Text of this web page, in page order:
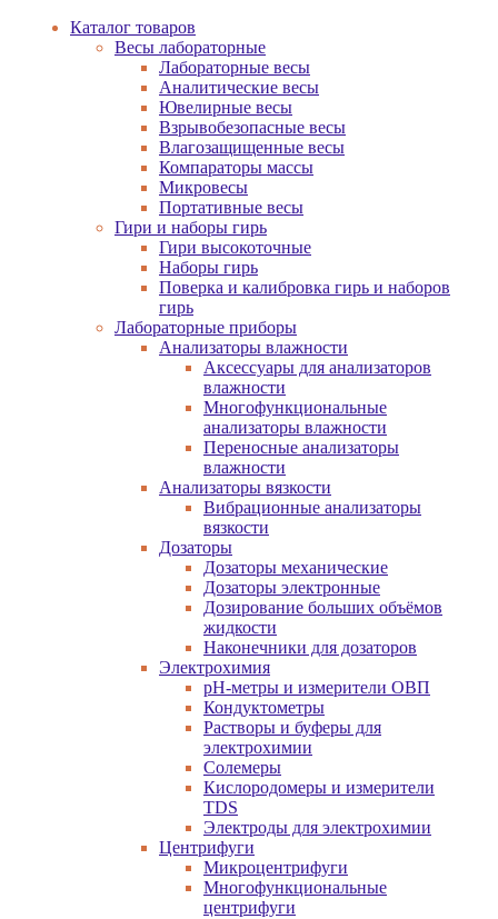
Каталог товаров
Весы лабораторные
Лабораторные весы
Аналитические весы
Ювелирные весы
Взрывобезопасные весы
Влагозащищенные весы
Компараторы массы
Микровесы
Портативные весы
Гири и наборы гирь
Гири высокоточные
Наборы гирь
Поверка и калибровка гирь и наборов
гирь
Лабораторные приборы
Анализаторы влажности
Аксессуары для анализаторов
влажности
Многофункциональные
анализаторы влажности
Переносные анализаторы
влажности
Анализаторы вязкости
Вибрационные анализаторы
вязкости
Дозаторы
Дозаторы механические
Дозаторы электронные
Дозирование больших объёмов
жидкости
Наконечники для дозаторов
Электрохимия
pH-метры и измерители ОВП
Кондуктометры
Растворы и буферы для
электрохимии
Солемеры
Кислородомеры и измерители
TDS
Электроды для электрохимии
Центрифуги
Микроцентрифуги
Многофункциональные
центрифуги